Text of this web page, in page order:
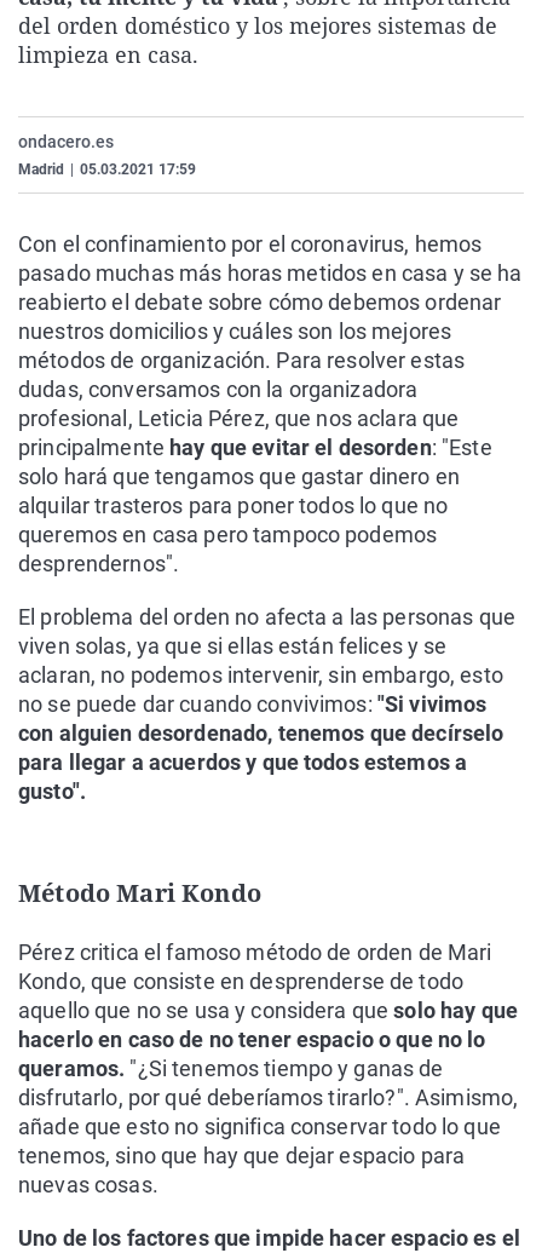
La rosa de los vientos
Caso
Extremadura
País Vasco
Virales
del orden doméstico y los mejores sistemas de
limpieza en casa.
ondacero.es
Madrid 05.03.2021 17:59
Con el confinamiento por el coronavirus, hemos
pasado muchas más horas metidos en casa y se ha
reabierto el debate sobre cómo debemos ordenar
nuestros domicilios y cuáles son los mejores
métodos de organización. Para resolver estas
dudas, conversamos con la organizadora
profesional, Leticia Pérez, que nos aclara que
principalmente hay que evitar el desorden: "Este
solo hará que tengamos que gastar dinero en
alquilar trasteros para poner todos lo que no
queremos en casa pero tampoco podemos
desprendernos".
El problema del orden no afecta a las personas que
viven solas, ya que si ellas están felices y se
aclaran, no podemos intervenir, sin embargo, esto
no se puede dar cuando convivimos: "Si vivimos
con alguien desordenado, tenemos que decírselo
para llegar a acuerdos y que todos estemos a
gusto".
Método Mari Kondo
Pérez critica el famoso método de orden de Mari
Kondo, que consiste en desprenderse de todo
aquello que no se usa y considera quesolo hay que
hacerlo en caso de no tener espacio o que no lo
queramos. "¿Si tenemos tiempo y ganas de
disfrutarlo, por qué deberíamos tirarlo?". Asimismo,
añade que esto no significa conservar todo lo que
tenemos, sino que hay que dejar espacio para
nuevas cosas.
Uno de los factores que impide hacer espacio es el